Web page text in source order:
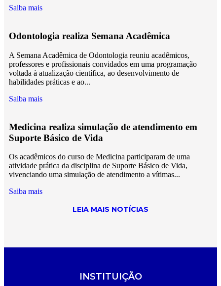
Saiba mais
Odontologia realiza Semana Acadêmica
A Semana Acadêmica de Odontologia reuniu acadêmicos,
professores e profissionais convidados em uma programação
voltada à atualização científica, ao desenvolvimento de
habilidades práticas e ao...
Saiba mais
Medicina realiza simulação de atendimento em
Suporte Básico de Vida
Os acadêmicos do curso de Medicina participaram de uma
atividade prática da disciplina de Suporte Básico de Vida,
vivenciando uma simulação de atendimento a vítimas...
Saiba mais
LEIA MAIS NOTÍCIAS
INSTITUIÇÃO